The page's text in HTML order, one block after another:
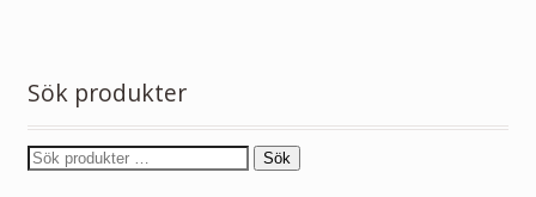
Sök produkter
Sök